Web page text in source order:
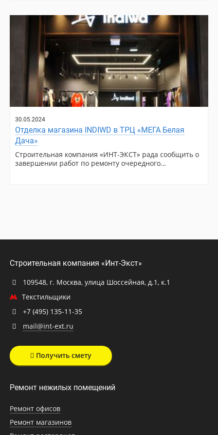
30.05.2024
Отделка магазина INDIWD в ТРЦ «МЕГА Белая
Дача»
Строительная компания «ИНТ-ЭКСТ» рада сообщить о
завершении работ по ремонту очередного…
Строительная компания «Инт-Экст»
109548, г. Москва, улица Шоссейная, д.1, к.1
Текстильщики
+7 (495) 135-11-35
mail@int-ext.ru
Получить смету
Ремонт нежилых помещений
Ремонт офисов
Ремонт магазинов